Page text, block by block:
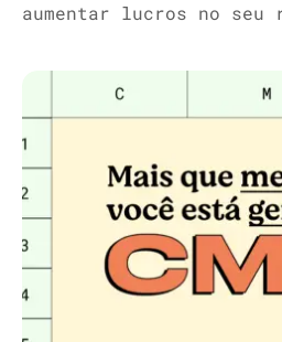
aumentar lucros no seu